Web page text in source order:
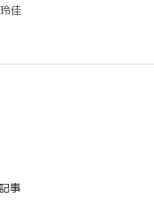
佳
事